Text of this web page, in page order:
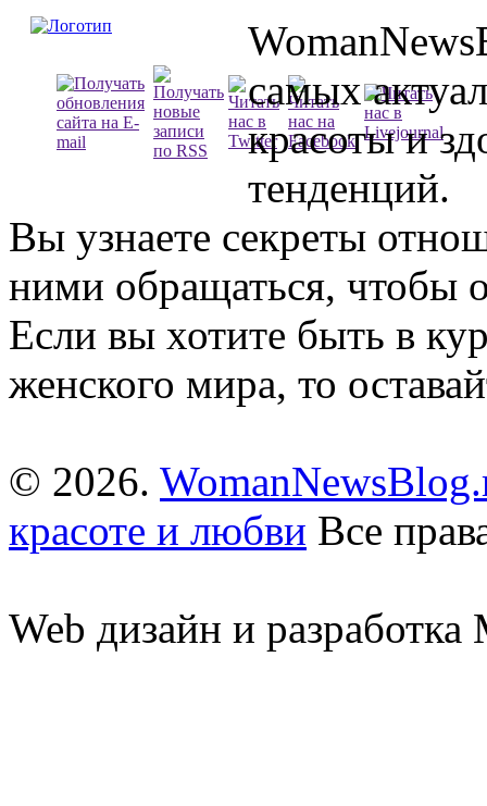
самых
красоты и
тенденций.
Вы узнаете секреты
ними обращаться, чтобы
Если вы хотите быть в
женского мира, то
© 2026.
красоте и любви Все
Web дизайн и